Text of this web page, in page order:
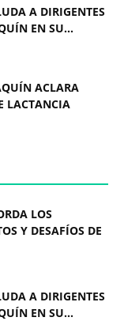
A DIRIGENTES
EN SU...
ACLARA
LACTANCIA
LOS
Y DESAFÍOS DE
A DIRIGENTES
EN SU...